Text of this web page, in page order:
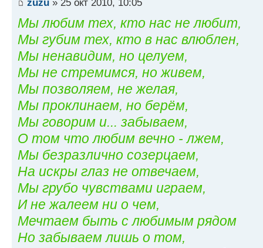
Мы любим тех, кто нас не любит,
Мы губим тех, кто в нас влюблен,
Мы ненавидим, но целуем,
Мы не стремимся, но живем,
Мы позволяем, не желая,
Мы проклинаем, но берём,
Мы говорим и... забываем,
О том что любим вечно - лжем,
Мы безразлично созерцаем,
На искры глаз не отвечаем,
Мы грубо чувствами играем,
И не жалеем ни о чем,
Мечтаем быть с любимым рядом
Но забываем лишь о том,